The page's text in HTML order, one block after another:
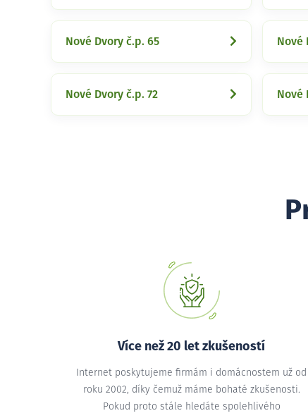
Nové Dvory č.p. 65 Nové
Nové Dvory č.p. 72 Nové
Více než 20 let zkušeností
Internet poskytujeme firmám i domácnostem už od
roku 2002, díky čemuž máme bohaté zkušenosti.
Pokud proto stále hledáte spolehlivého